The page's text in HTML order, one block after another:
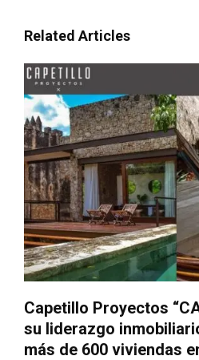
Related Articles
Capetillo Proyectos
su liderazgo
más de 600 viviendas